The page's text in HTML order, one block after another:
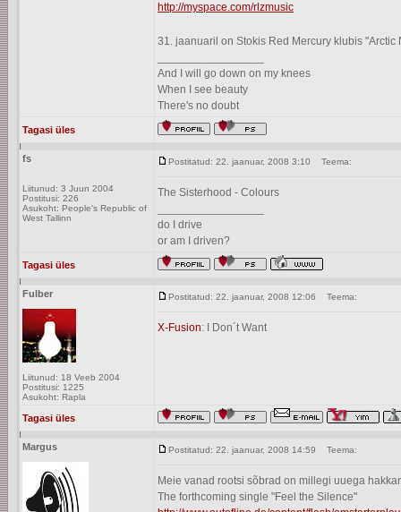
http://myspace.com/rlzmusic
31. jaanuaril on Stokis Red Mercury klubis "Arctic
And I will go down on my knees
When I see beauty
There's no doubt
Tagasi üles
fs
Liitunud: 3 Juun 2004
Postitusi: 226
Asukoht: People's Republic of
West Tallinn
Postitatud: 22. jaanuar, 2008 3:10 Teema:
The Sisterhood - Colours
do I drive
or am I driven?
Tagasi üles
Fulber
Liitunud: 18 Veeb 2004
Postitusi: 1225
Asukoht: Rapla
Postitatud: 22. jaanuar, 2008 12:06 Teema:
X-Fusion: I Don´t Want
Tagasi üles
Margus Postitatud: 22. jaanuar, 2008 14:59 Teema:
Meie vanad rootsi sõbrad on millegi uuega
The forthcoming single "Feel the Silence"